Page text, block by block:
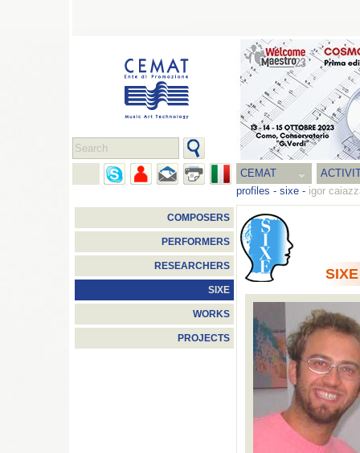
CEMAT
profiles - sixe - igor
COMPOSERS
PERFORMERS
RESEARCHERS
SIXE
WORKS
PROJECTS
SIXE